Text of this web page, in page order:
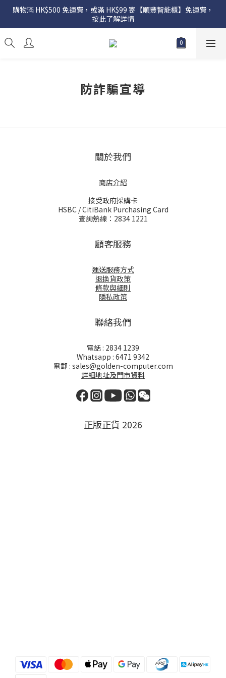
購物滿 HK$500 免運費，或滿 HK$99 寄【順豐智能櫃】免運費，
按此了解詳情
防詐騙宣導
關於我們
商店介紹
接受政府採購卡
HSBC / CitiBank Purchasing Card
查詢熱線：2834 1221
顧客服務
運送服務方式
退換貨政策
條款與細則
隱私政策
聯絡我們
電話 : 2834 1239
Whatsapp : 6471 9342
電郵 : sales@golden-computer.com
詳細地址及門市資料
正版正貨 2026